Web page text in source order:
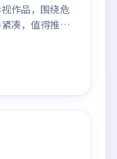
作品，围绕危
凑，值得推荐